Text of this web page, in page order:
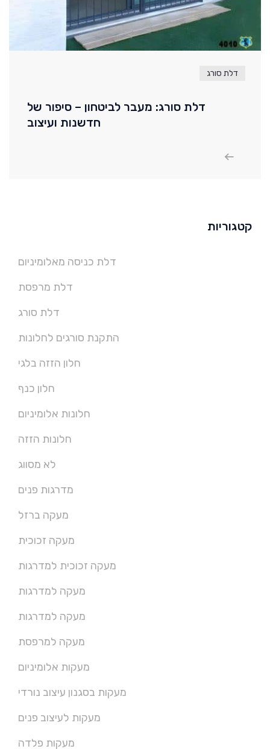
דלת סורג
דלת סורג: מעבר לביטחון – סיפור של
חדשנות ועיצוב
קטגוריות
דלת כניסה מאלומיניום
דלת מרפסת
דלת סורג
התקנת סורגים לחלונות
חלון הזזה בלגי
חלון כנף
חלונות אלומיניום
חלונות הזזה
לא מסווג
מדרגות פנים
מעקה ברזל
מעקה זכוכית
מעקה זכוכית למדרגות
מעקה למדרגות
מעקה למדרגות
מעקה למרפסת
מעקות אלומיניום
מעקות בסגנון עיצוב נורדי
מעקות לעיצוב פנים
מעקות פלדה